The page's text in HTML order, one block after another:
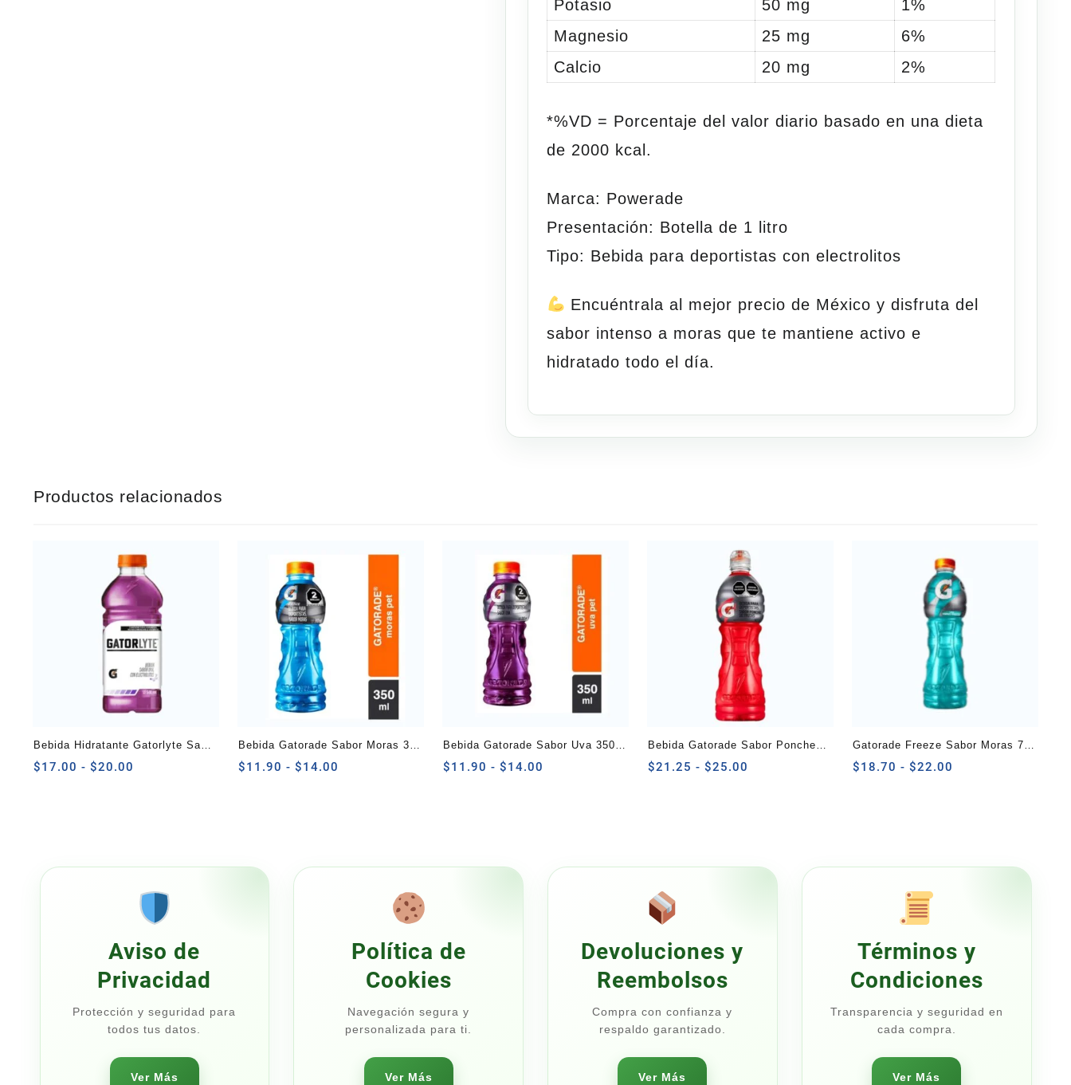
Potasio
50 mg
1%
Magnesio
25 mg
6%
Calcio
20 mg 2%
*%VD = Porcentaje del valor diario basado en una dieta
de 2000 kcal.
Marca: Powerade
Presentación: Botella de 1 litro
Tipo: Bebida para deportistas conelectrolitos
Encuéntrala al mejor precio de México y disfruta del
sabor intenso a moras que te mantiene activo e
hidratado todo el día.
Productos relacionados
Bebida Hidratante Gatorlyte Sabor
Uva 591 ml
$17.00 - $20.00
$20.00
Bebida Gatorade Sabor Moras 350
ml
$11.90 - $14.00
$14.00
Bebida Gatorade Sabor Uva 350
ml
$11.90 - $14.00
$14.00
Bebida Gatorade Sabor Ponche
de Frutas 1 Litro
$21.25 - $25.00
$25.00
Gatorade Freeze Sabor Moras 750
ml
$18.70 - $22.00
$22.00
Aviso de
Privacidad
Protección y seguridad para
todos tus datos.
Ver Más
Política de
Cookies
Navegación segura y
personalizada para ti.
Ver Más
Devoluciones y
Reembolsos
Compra con confianza y
respaldo garantizado.
Ver Más
Términos y
Condiciones
Transparencia y seguridad en
cada compra.
Ver Más